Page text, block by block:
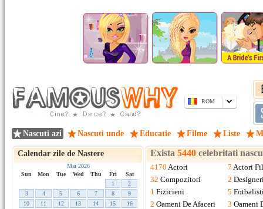
ROM
Nascuti azi Nascuti unde Educatie Filme Liste
Calendar zile de Nastere
Mai 2026
Sun
Mon Tue Wed Thu Fri
Sat
1
2
3
4 5 6 7 8
9
10
11 12 13 14 15
16
Exista 5440 celebritati
4170 Actori 7 Actori
32 Compozitori 2
1 Fizicieni 5
2 Oameni De Afaceri 3 Oameni